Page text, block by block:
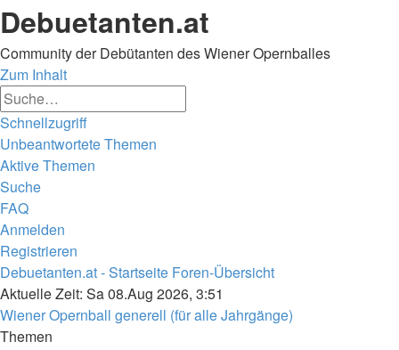
Debuetanten.at
Community der Debütanten des Wiener Opernballes
Zum Inhalt
Schnellzugriff
Unbeantwortete Themen
Aktive Themen
Suche
FAQ
Anmelden
Registrieren
Debuetanten.at - Startseite Foren-Übersicht
Suche
Aktuelle Zeit: Sa 08.Aug 2026, 3:51
Wiener Opernball generell (für alle Jahrgänge)
Themen